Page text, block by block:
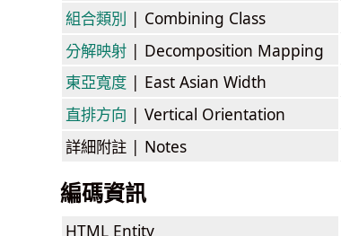
組合類別 | Combining Class
分解映射 | Decomposition Mapping
東亞寬度 | East Asian Width
直排方向 | Vertical Orientation
詳細附註 | Notes
編碼資訊
HTML Entity